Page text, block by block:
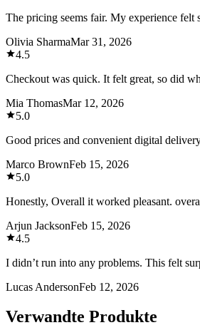
The pricing seems fair. My experience felt
Olivia SharmaMar 31, 2026
4.5
Checkout was quick. It felt great, so did
Mia ThomasMar 12, 2026
5.0
Good prices and convenient digital
Marco BrownFeb 15, 2026
5.0
Honestly, Overall it worked pleasant.
Arjun JacksonFeb 15, 2026
4.5
I didn’t run into any problems. This felt
Lucas AndersonFeb 12, 2026
Verwandte Produkte